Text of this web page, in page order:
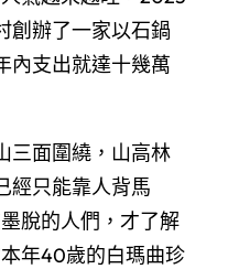
創辦了一家以石鍋
內支出就達十幾萬
三面圍繞，山高林
經只能靠人背馬
脫的人們，才了解
年40歲的白瑪曲珍